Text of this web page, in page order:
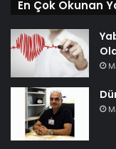
En Çok Okunan